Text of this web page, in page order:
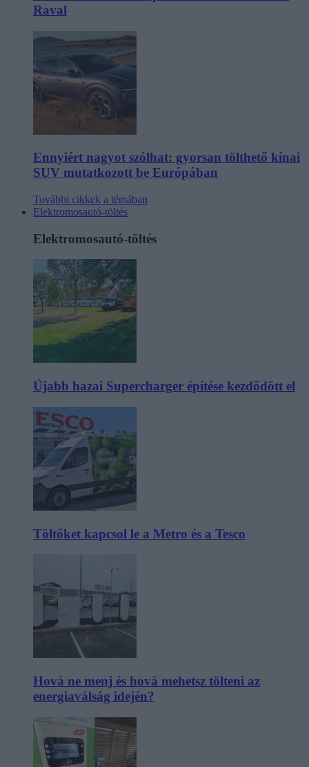
Raval
Ennyiért nagyot szólhat: gyorsan tölthető kínai
SUV mutatkozott be Európában
További cikkek a témában
Elektromosautó-töltés
Elektromosautó-töltés
Újabb hazai Supercharger építése kezdődött el
Töltőket kapcsol le a Metro és a Tesco
Hová ne menj és hová mehetsz tölteni az
energiaválság idején?